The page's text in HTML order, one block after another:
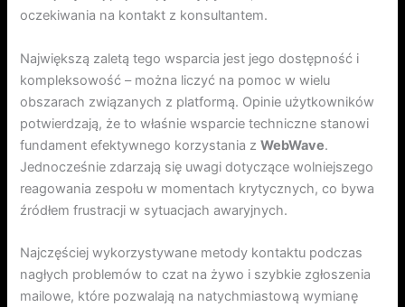
oczekiwania na kontakt z konsultantem.
Największą zaletą tego wsparcia jest jego dostępność i
kompleksowość – można liczyć na pomoc w wielu
obszarach związanych z platformą. Opinie użytkowników
potwierdzają, że to właśnie wsparcie techniczne stanowi
fundament efektywnego korzystania zWebWave.
Jednocześnie zdarzają się uwagi dotyczące wolniejszego
reagowania zespołu w momentach krytycznych, co bywa
źródłem frustracji w sytuacjach awaryjnych.
Najczęściej wykorzystywane metody kontaktu podczas
nagłych problemów to czat na żywo i szybkie zgłoszenia
mailowe, które pozwalają na natychmiastową wymianę